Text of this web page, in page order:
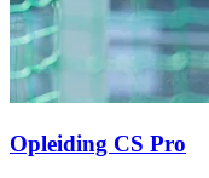
Opleiding CS Pro